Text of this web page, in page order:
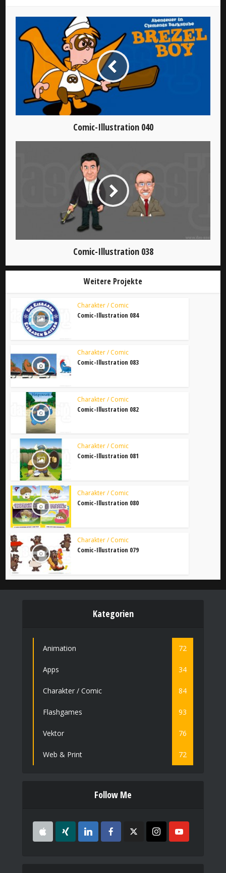
Comic-Illustration 040
Comic-Illustration 038
Weitere Projekte
Charakter / Comic
Comic-Illustration 084
Charakter / Comic
Comic-Illustration 083
Charakter / Comic
Comic-Illustration 082
Charakter / Comic
Comic-Illustration 081
Charakter / Comic
Comic-Illustration 080
Charakter / Comic
Comic-Illustration 079
Kategorien
Animation 72
Apps 34
Charakter / Comic 84
Flashgames 93
Vektor 76
Web & Print 72
Follow Me